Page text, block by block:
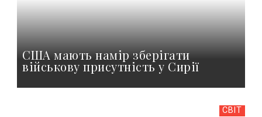
США мають намір зберігати
військову присутність у Сирії
СВІТ